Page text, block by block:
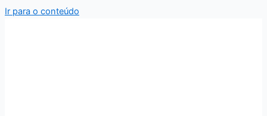
Ir para o conteúdo